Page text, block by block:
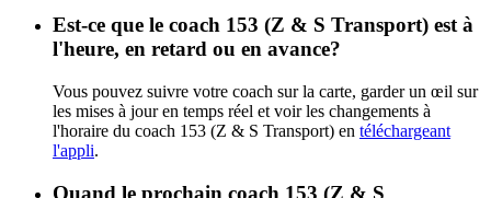
Est-ce que le coach 153 (Z & S Transport) est à
l'heure, en retard ou en avance?
Vous pouvez suivre votre coach sur la carte, garder un œil sur
les mises à jour en temps réel et voir les changements à
l'horaire du coach 153 (Z & S Transport) en téléchargeant
l'appli.
Quand le prochain coach 153 (Z & S